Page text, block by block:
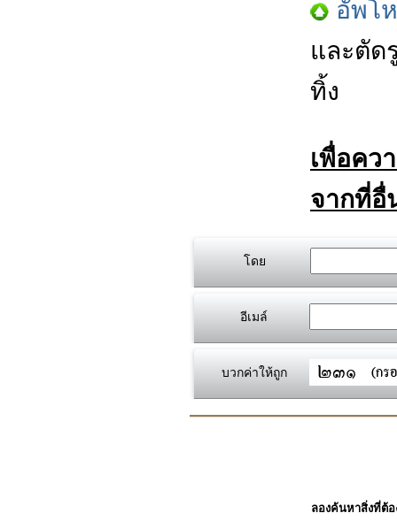
อัพโ
และตัด
ทิ้ง
เพื่อคว
จากที่อื่
โดย
อีเมล์
บวกค่าให้ถูก
ลองค้นหาสิ่งที่ต้อ